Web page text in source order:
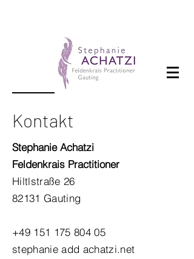
Kontakt
Stephanie Achatzi
Feldenkrais Practitioner
Hiltlstraße 26
82131 Gauting
+49 151 175 804 05
stephanie add achatzi.net